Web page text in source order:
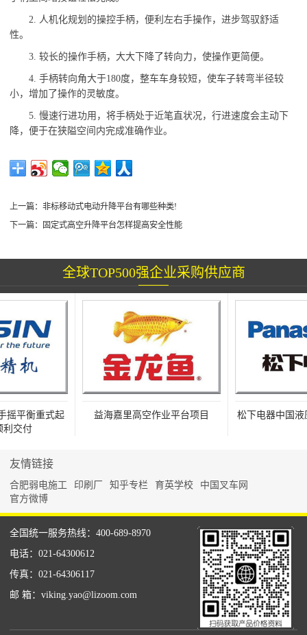
2. 人机化规划的操控手柄，便利左右手操作，进步驾驭舒适
性。
3. 较长的操作手柄，大大下降了转向力，使操作更简便。
4. 手柄转向角大于180度，整车车身较短，使车子转弯半径较
小，增加了操作的灵敏度。
5. 慢速行进功用，将手柄处于近笔直状况，行进速度会主动下
降，便于在狭隘空间内完成准确作业。
上一篇：非标移动式电动升降平台有哪些种类!
下一篇：
固定式高空升降平台怎样提高安全性能
全球TOP500强企业采购供应商
平衡重式起
付
益海嘉里高空作业平台项目 松下电器中国液压
友情链接
合肥弱电施工 印刷厂 知乎专栏 育英学校
中国叉车网
官方微博
全国统一服务热线：400-689-8970
电话：021-64300612
传真：021-64306117
邮 箱：viking.yao@lizoom.com